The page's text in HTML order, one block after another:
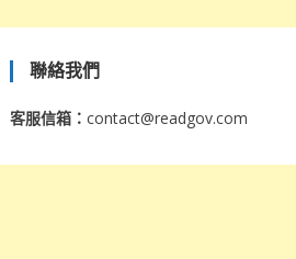
聯絡我們
客服信箱： contact@readgov.com